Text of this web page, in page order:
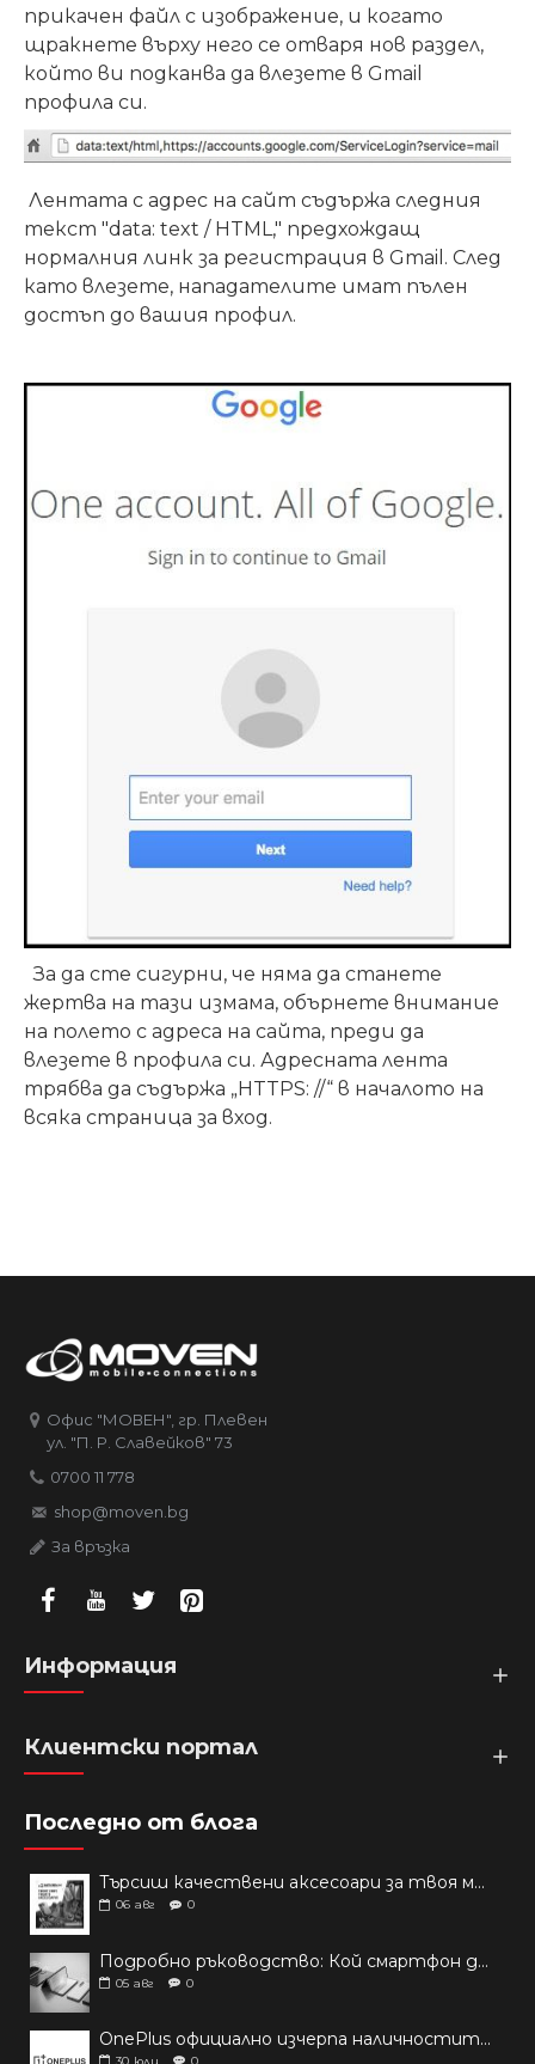
прикачен файл с изображение, и когато
щракнете върху него се отваря нов раздел,
който ви подканва да влезете в Gmail
профила си.
Лентата с адрес на сайт съдържа следния
текст "data: text / HTML," предхождащ
нормалния линк за регистрация в Gmail. След
като влезете, нападателите имат пълен
достъп до вашия профил.
За да сте сигурни, че няма да станете
жертва на тази измама, обърнете внимание
на полето с адреса на сайта, преди да
влезете в профила си. Адресната лента
трябва да съдържа „HTTPS: //“ в началото на
всяка страница за вход.
Офис "МОВЕН", гр. Плевен
ул. "П. Р. Славейков" 73
0700 11 778
shop@moven.bg
За връзка
Информация
Клиентски портал
Последно от блога
Търсиш качествени аксесоари за твоя модел? Как правилно да защитим новия си смартфон: Ръководство за аксесоари през 2026 г.
06 авг 0
Подробно ръководство: Кой смартфон да купиш през 2026 г.?
05 авг 0
OnePlus официално изчерпа наличностите си от телефони на основни пазари
30 юли 0